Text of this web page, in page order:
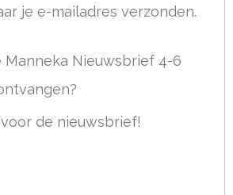
je e-mailadres verzonden.
Manneka Nieuwsbrief 4-6
de nieuwsbrief!